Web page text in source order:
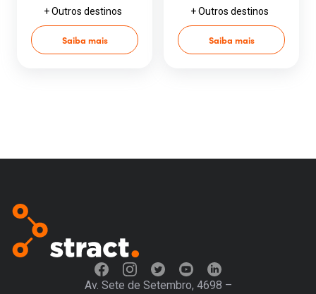
+ Outros destinos
Saiba mais
+ Outros destinos
Saiba mais
Av. Sete de Setembro, 4698 –